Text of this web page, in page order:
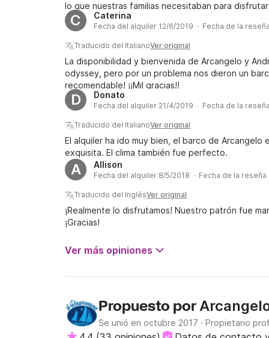
lo que nuestras familias necesitaban para
¡Recomiendo encarecidamente este barco y a
C Caterina
Fecha del alquiler 12/6/2019 · Fecha de la
Traducido del ItalianoVer original
La disponibilidad y bienvenida de Arcangelo y
odyssey, pero por un problema nos dieron un
recomendable! ¡¡Mil gracias!!
D Donato
Fecha del alquiler 21/4/2019 · Fecha de la
Traducido del ItalianoVer original
El alquiler ha ido muy bien, el barco de
exquisita. El clima también fue perfecto.
A Allison
Fecha del alquiler 8/5/2018 · Fecha de la reseña
Traducido del InglésVer original
¡Realmente lo disfrutamos! Nuestro patrón fue
¡Gracias!
Ver más opiniones
Propuesto por
Se unió en octubre 2017 · Propietario